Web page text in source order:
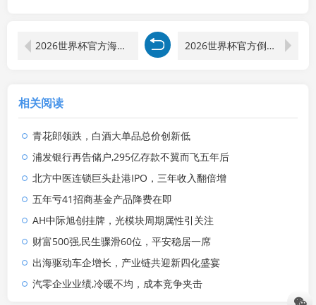
2026世界杯官方海报高清图片下载 2026世界杯官方倒计时海报
相关阅读
青花郎领跌，白酒大单品总价创新低
浦发银行再告储户,295亿存款不翼而飞五年后
北方中医连锁巨头赴港IPO，三年收入翻倍增
五年亏41招商基金产品降费在即
AH中际旭创挂牌，光模块周期属性引关注
财富500强,民生骤滑60位，平安稳居一席
出海驱动车企增长，产业链共迎新四化盛宴
汽零企业业绩,冷暖不均，成本竞争夹击